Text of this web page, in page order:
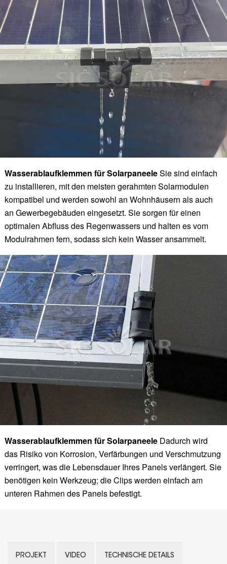
Wasserablaufklemmen für SolarpaneeleSie sind einfach
zu installieren, mit den meisten gerahmten Solarmodulen
kompatibel und werden sowohl an Wohnhäusern als auch
an Gewerbegebäuden eingesetzt. Sie sorgen für einen
optimalen Abfluss des Regenwassers und halten es vom
Modulrahmen fern, sodass sich kein Wasser ansammelt.
Wasserablaufklemmen für Solarpaneele Dadurch wird
das Risiko von Korrosion, Verfärbungen und Verschmutzung
verringert, was die Lebensdauer Ihres Panels verlängert. Sie
benötigen kein Werkzeug; die Clips werden einfach am
unteren Rahmen des Panels befestigt.
PROJEKT VIDEO TECHNISCHE DETAILS